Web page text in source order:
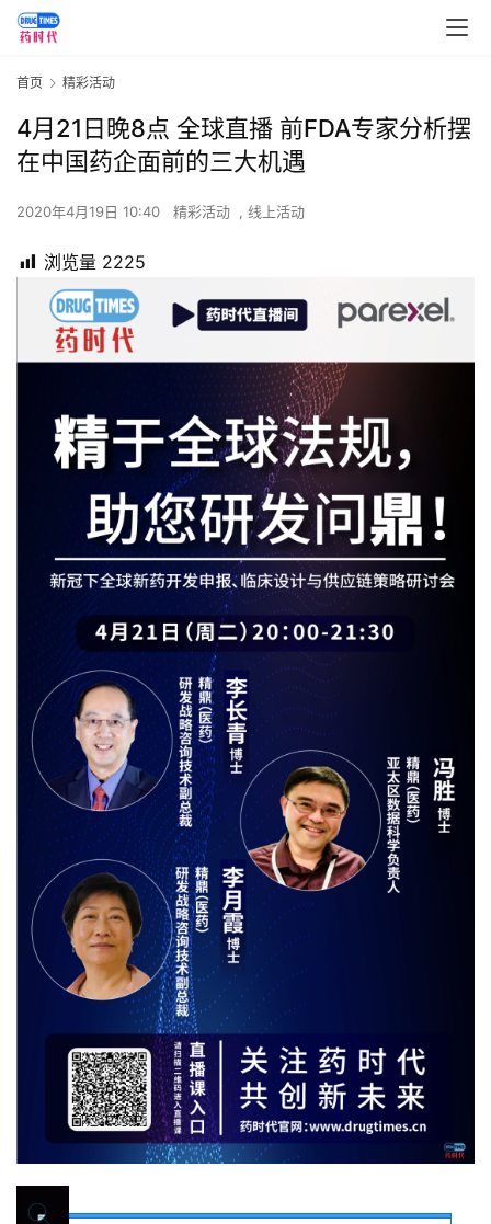
首页 精彩活动
4月21日晚8点 全球直播 前FDA专家分析摆
在中国药企面前的三大机遇
2020年4月19日 10:40 精彩活动 , 线上活动
浏览量 2225